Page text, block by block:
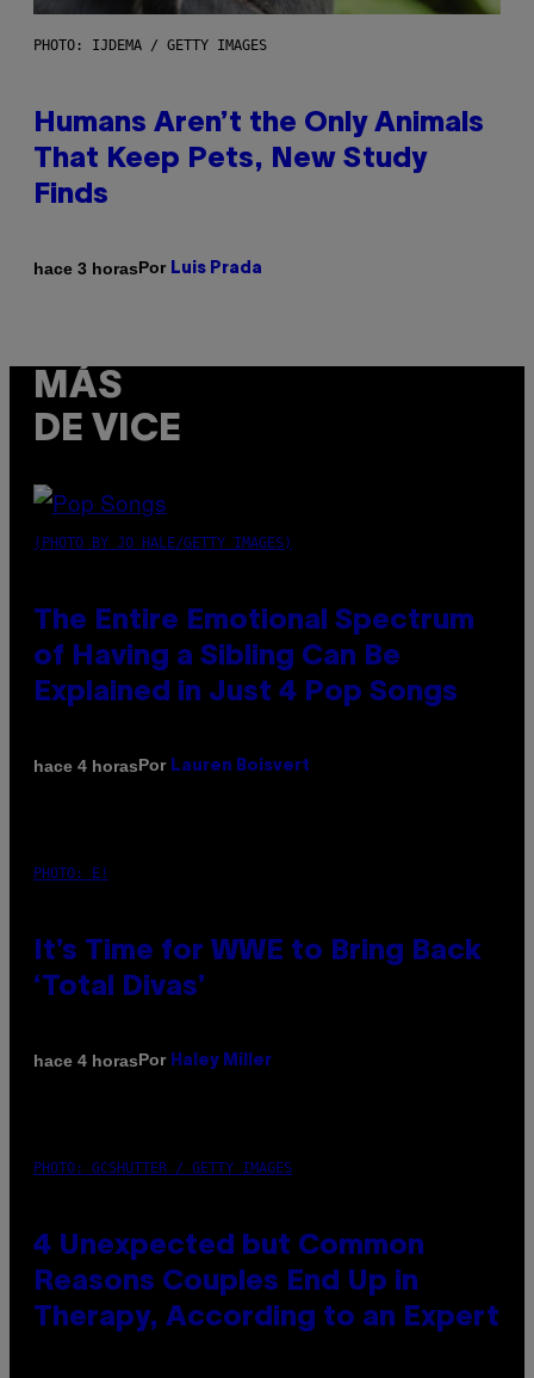
PHOTO: IJDEMA / GETTY IMAGES
Humans Aren’t the Only Animals
That Keep Pets, New Study
Finds
hace 3 horasPor Luis Prada
MÁS
DE VICE
(PHOTO BY JO HALE/GETTY IMAGES)
The Entire Emotional Spectrum
of Having a Sibling Can Be
Explained in Just 4 Pop Songs
hace 4 horasPor Lauren Boisvert
PHOTO: E!
It’s Time for WWE to Bring Back
‘Total Divas’
hace 4 horasPor Haley Miller
PHOTO: GCSHUTTER / GETTY IMAGES
4 Unexpected but Common
Reasons Couples End Up in
Therapy, According to an Expert